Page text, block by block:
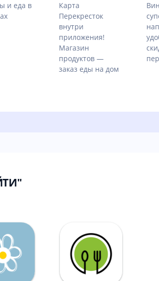
и еда в
Карта
Перекресток
внутри
приложения!
Магазин
продуктов —
заказ еды на дом